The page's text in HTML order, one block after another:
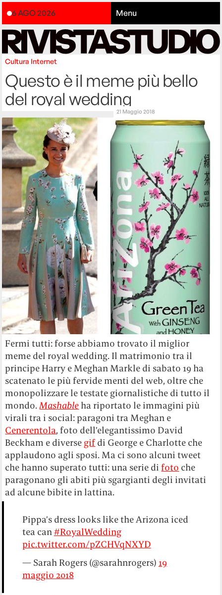
6 AGO 2026 Menu
Cultura Internet
Questo è il meme più bello
del royal wedding
21 Maggio 2018
Fermi tutti: forse abbiamo trovato il miglior
meme del royal wedding. Il matrimonio tra il
principe Harry e Meghan Markle di sabato 19 ha
scatenato le più fervide menti del web, oltre che
monopolizzare le testate giornalistiche di tutto il
mondo.Mashable ha riportato le immagini più
virali tra i social: paragoni tra Meghan e
Cenerentola, foto dell’elegantissimo David
Beckham e diverse gif di George e Charlotte che
applaudono agli sposi. Ma ci sono alcuni tweet
che hanno superato tutti: una serie difoto che
paragonano gli abiti più sgargianti degli invitati
ad alcune bibite in lattina.
Pippa’s dress looks like the Arizona iced
tea can#RoyalWedding
pic.twitter.com/pZCHVqNXYD
— Sarah Rogers (@sarahnrogers) 19
maggio 2018